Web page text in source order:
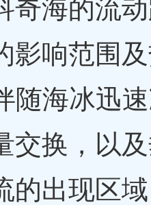
奇海的流
影响范围
随海冰迅
交换，以
的出现区